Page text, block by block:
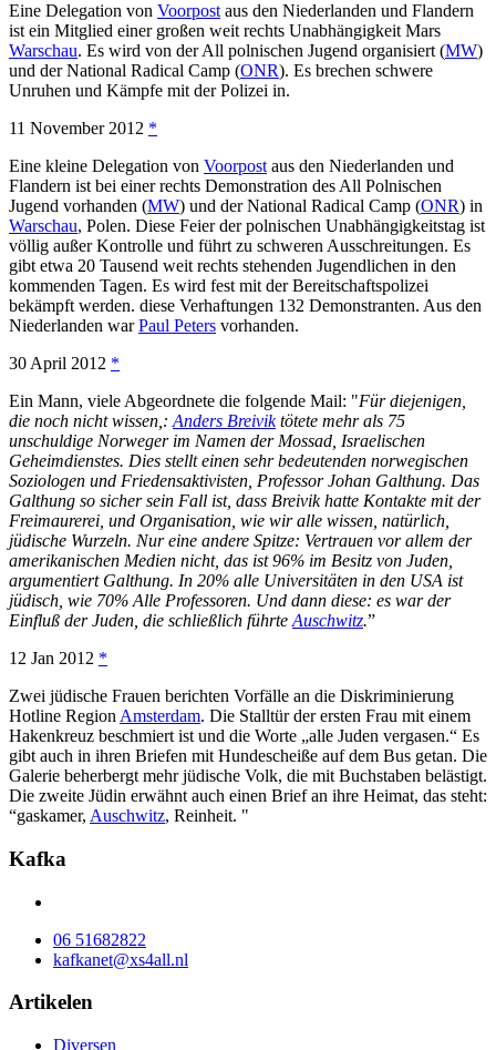
Eine Delegation von Voorpost aus den Niederlanden und Flandern
ist ein Mitglied einer großen weit rechts Unabhängigkeit Mars
Warschau. Es wird von der All polnischen Jugend organisiert (MW)
und der National Radical Camp (ONR). Es brechen schwere
Unruhen und Kämpfe mit der Polizei in.
11 November 2012 *
Eine kleine Delegation von Voorpost aus den Niederlanden und
Flandern ist bei einer rechts Demonstration des All Polnischen
Jugend vorhanden (MW) und der National Radical Camp (ONR) in
Warschau, Polen. Diese Feier der polnischen Unabhängigkeitstag ist
völlig außer Kontrolle und führt zu schweren Ausschreitungen. Es
gibt etwa 20 Tausend weit rechts stehenden Jugendlichen in den
kommenden Tagen. Es wird fest mit der Bereitschaftspolizei
bekämpft werden. diese Verhaftungen 132 Demonstranten. Aus den
Niederlanden warPaul Peters vorhanden.
30 April 2012 *
Ein Mann, viele Abgeordnete die folgende Mail: "Für diejenigen,
die noch nicht wissen,: Anders Breiviktötete mehr als 75
unschuldige Norweger im Namen der Mossad, Israelischen
Geheimdienstes. Dies stellt einen sehr bedeutenden norwegischen
Soziologen und Friedensaktivisten, Professor Johan Galthung. Das
Galthung so sicher sein Fall ist, dass Breivik hatte Kontakte mit der
Freimaurerei, und Organisation, wie wir alle wissen, natürlich,
jüdische Wurzeln. Nur eine andere Spitze: Vertrauen vor allem der
amerikanischen Medien nicht, das ist 96% im Besitz von Juden,
argumentiert Galthung. In 20% alle Universitäten in den USA ist
jüdisch, wie 70% Alle Professoren. Und dann diese: es war der
Einfluß der Juden, die schließlich führte Auschwitz.”
12 Jan 2012 *
Zwei jüdische Frauen berichten Vorfälle an die Diskriminierung
Hotline Region Amsterdam. Die Stalltür der ersten Frau mit einem
Hakenkreuz beschmiert ist und die Worte „alle Juden vergasen.“ Es
gibt auch in ihren Briefen mit Hundescheiße auf dem Bus getan. Die
Galerie beherbergt mehr jüdische Volk, die mit Buchstaben belästigt.
Die zweite Jüdin erwähnt auch einen Brief an ihre Heimat, das steht:
“gaskamer, Auschwitz, Reinheit. "
Kafka
06 51682822
kafkanet@xs4all.nl
Artikelen
Diversen